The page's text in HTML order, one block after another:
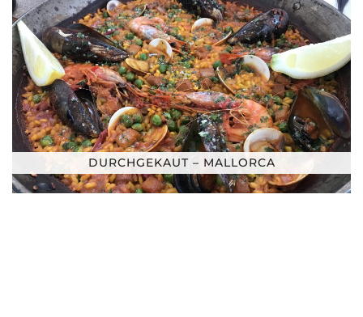
DURCHGEKAUT – MALLORCA